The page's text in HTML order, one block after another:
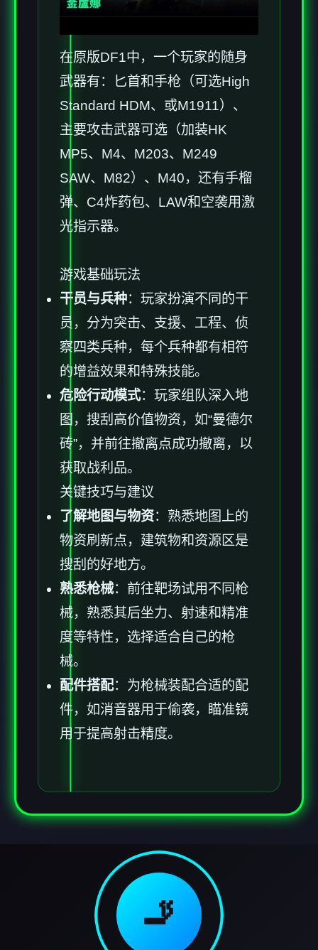
在原版DF1中，一个玩家的随身
武器有：匕首和手枪（可选High
Standard HDM、或M1911）、
主要攻击武器可选（加装HK
MP5、M4、M203、M249
SAW、M82）、M40，还有手榴
弹、C4炸药包、LAW和空袭用激
光指示器。
游戏基础玩法
干员与兵种：玩家扮演不同的干
员，分为突击、支援、工程、侦
察四类兵种，每个兵种都有相符
的增益效果和特殊技能。
危险行动模式：玩家组队深入地
图，搜刮高价值物资，如“曼德尔
砖”，并前往撤离点成功撤离，以
获取战利品。
关键技巧与建议
了解地图与物资：熟悉地图上的
物资刷新点，建筑物和资源区是
搜刮的好地方。
熟悉枪械：前往靶场试用不同枪
械，熟悉其后坐力、射速和精准
度等特性，选择适合自己的枪
械。
配件搭配：为枪械装配合适的配
件，如消音器用于偷袭，瞄准镜
用于提高射击精度。
🚬